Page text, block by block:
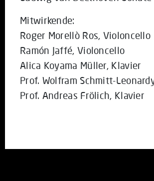
Mitwirkende:
Roger Morellò Ros, Violoncello
Ramón Jaffé, Violoncello
Alica Koyama Müller, Klavier
Prof. Wolfram Schmitt-
Prof. Andreas Frölich, Klavier